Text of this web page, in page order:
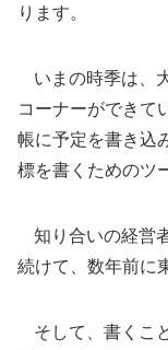
ります。
いまの時季は、
コーナーができて
帳に予定を書き込
標を書くためのツ
知り合いの経営
続けて、数年前に
そして、書くこ